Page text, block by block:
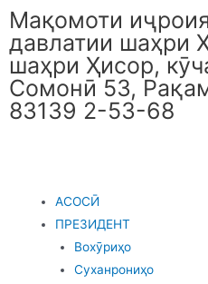
Мақомоти
давлатии шаҳри
шаҳри Ҳисор,
Сомонӣ 53,
83139 2-53-68
АСОСӢ
ПРЕЗИДЕНТ
Вохӯриҳо
Суханрониҳо